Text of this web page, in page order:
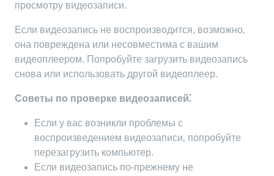
просмотру видеозаписи.
Если видеозапись не воспроизводится‚ возможно‚
она повреждена или несовместима с вашим
видеоплеером. Попробуйте загрузить видеозапись
снова или использовать другой видеоплеер.
Советы по проверке видеозаписей⁚
Если у вас возникли проблемы с
воспроизведением видеозаписи‚ попробуйте
перезагрузить компьютер.
Если видеозапись по-прежнему не